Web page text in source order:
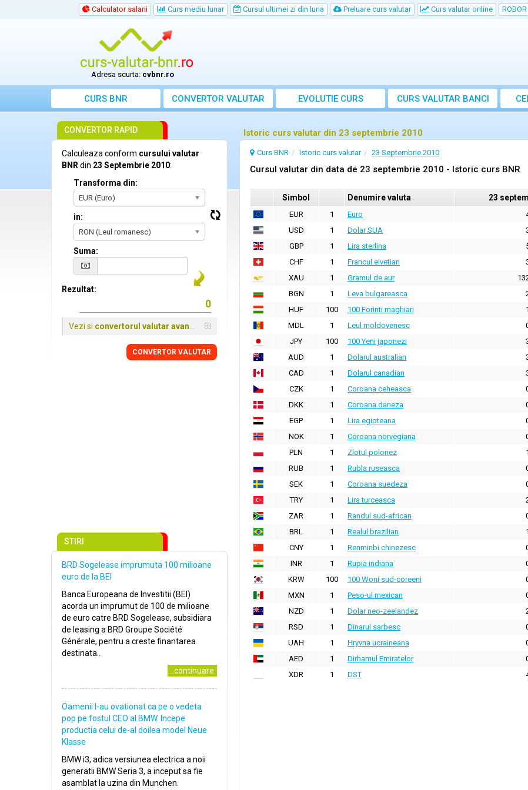
Calculator salarii Curs mediu lunar Cursul ultimei zi din luna Preluare curs valutar Curs valutar online ROBOR
Adresa scurta: cvbnr.ro
CURS BNR CONVERTOR VALUTAR EVOLUTIE CURS CURS VALUTAR BANCI
Istoric curs valutar din 23 septembrie 2010
Curs BNR Istoric curs valutar 23 Septembrie 2010
Cursul valutar din data de 23 septembrie 2010 - Istoric curs BNR
Simbol Denumire valuta 23
EUR 1 Euro
USD
1 Dolar SUA
GBP
1 Lira sterlina
CHF
1 Francul elvetian
XAU
1 Gramul de aur
BGN
1 Leva bulgareasca
HUF
100 100 Forinti maghiari
MDL
1 Leul moldovenesc
JPY
100 100 Yeni japonezi
AUD
1 Dolarul australian
CAD
1 Dolarul canadian
CZK
1 Coroana ceheasca
DKK
1 Coroana daneza
EGP
1 Lira egipteana
NOK
1 Coroana norvegiana
PLN
1 Zlotul polonez
RUB
1 Rubla ruseasca
SEK
1 Coroana suedeza
TRY
1 Lira turceasca
ZAR
1 Randul sud-african
BRL
1 Realul brazilian
CNY
1 Renminbi chinezesc
INR
1 Rupia indiana
KRW
100 100 Woni sud-coreeni
MXN
1 Peso-ul mexican
NZD
1 Dolar neo-zeelandez
RSD
1 Dinarul sarbesc
UAH
1 Hryvna ucraineana
AED
1 Dirhamul Emiratelor
XDR
1 DST
CONVERTOR RAPID
Calculeaza conform cursului valutar
BNR din 23 Septembrie 2010:
Transforma din:
EUR (Euro)
in:
RON (Leul romanesc)
Suma:
Rezultat:
Vezi si convertorul valutar avansat
CONVERTOR VALUTAR
STIRI
BRD Sogelease imprumuta 100 milioane
euro de la BEI
Banca Europeana de Investitii (BEI)
acorda un imprumut de 100 de milioane
de euro catre BRD Sogelease, subsidiara
de leasing a BRD Groupe Société
Générale, pentru a creste finantarea
destinata..
..continuare
Oamenii l-au ovationat ca pe o vedeta
pop pe fostul CEO al BMW. Incepe
productia celui de-al doilea model Neue
Klasse
BMW i3, adica versiunea electrica a noii
generatii BMW Seria 3, a inceput sa fie
asamblat la uzina din Munchen.